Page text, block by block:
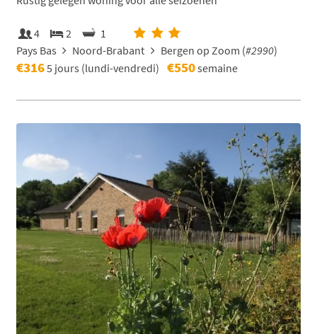
4 2
1
Pays Bas
Noord-Brabant Bergen op Zoom (#2990)
€3165 jours (lundi-vendredi) €550semaine